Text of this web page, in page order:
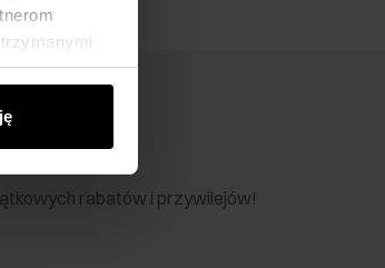
rabatów i przywilejów!